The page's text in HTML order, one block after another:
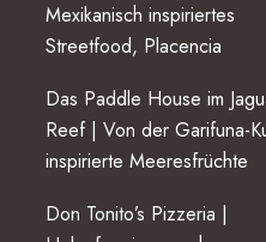
Mexikanisch inspiriertes
Streetfood, Placencia
Das Paddle House im
Reef | Von der Garifuna-
inspirierte Meeresfrüchte
Don Tonito’s Pizzeria |